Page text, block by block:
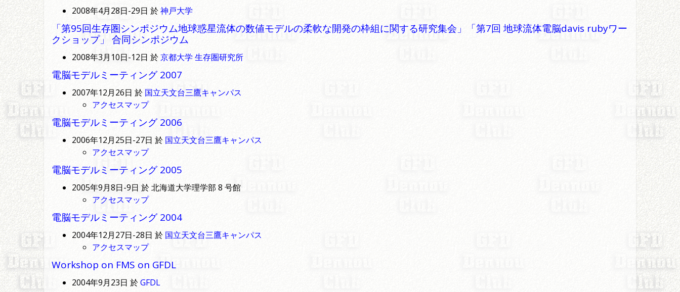
2008年4月28日-29日 於神戸大学
「第95回生存圏シンポジウム地球惑星流体の数値モデルの柔軟な開発の枠組に関する研究集会」「第7回 地球流体電脳davis rubyワー
クショップ」 合同シンポジウム
2008年3月10日-12日 於京都大学 生存圏研究所
電脳モデルミーティング 2007
2007年12月26日 於 国立天文台三鷹キャンパス
アクセスマップ
電脳モデルミーティング 2006
2006年12月25日-27日 於 国立天文台三鷹キャンパス
アクセスマップ
電脳モデルミーティング 2005
2005年9月8日-9日 於 北海道大学理学部 8 号館
アクセスマップ
電脳モデルミーティング 2004
2004年12月27日-28日 於 国立天文台三鷹キャンパス
アクセスマップ
Workshop on FMS on GFDL
2004年9月23日 於GFDL